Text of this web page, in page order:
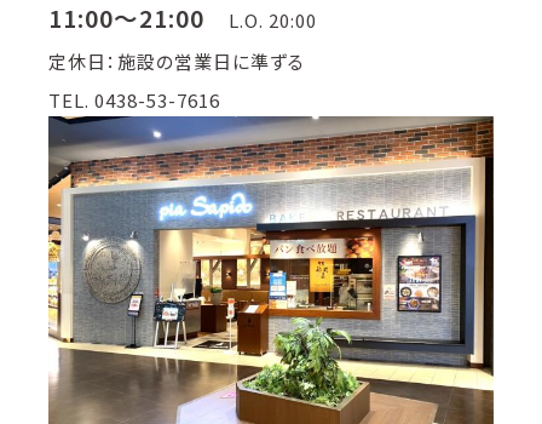
11:00～21:00
L.O. 20:00
定休日：施設の営業日に準ずる
TEL. 0438-53-7616